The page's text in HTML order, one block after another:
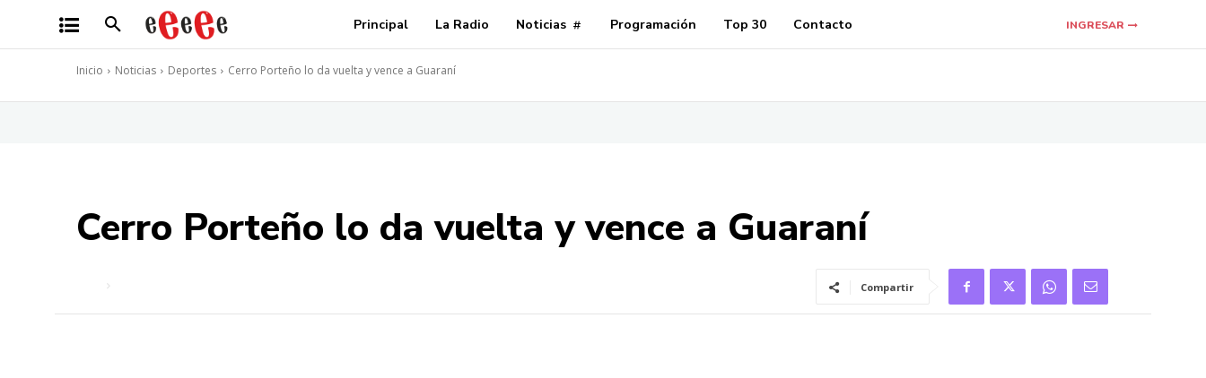
Principal La Radio Noticias Programación Top 30 Contacto INGRESAR
Inicio Noticias Deportes Cerro Porteño lo da vuelta y vence a Guaraní
Cerro Porteño lo da vuelta y vence a Guaraní
Compartir